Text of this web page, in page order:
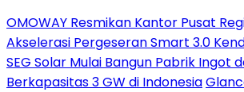
OMOWAY Resmikan Kantor Pusat
Akselerasi Pergeseran Smart 3.0
SEG Solar Mulai Bangun Pabrik Ingot
Berkapasitas 3 GW di Indonesia